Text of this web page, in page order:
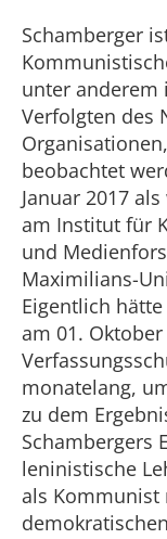
Schamberger
unter anderem
Verfolgten des
beobachtet
Januar 2017
am Institut für
und
Maximilians-
Eigentlich
am 01.
monatelang,
zu dem
Schambergers
leninistische
als